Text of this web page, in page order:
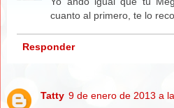
cuanto al primero, te lo
Responder
Tatty 9 de enero de 2013 a